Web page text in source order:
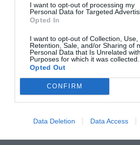
I want to opt-out of processing my
Personal Data for Targeted
Opted In
I want to opt-out of Collection, Use,
Retention, Sale, and/or Sharing of
Personal Data that Is Unrelated
Purposes for which it was collected.
Opted Out
CONFIRM
Data Deletion Data Access